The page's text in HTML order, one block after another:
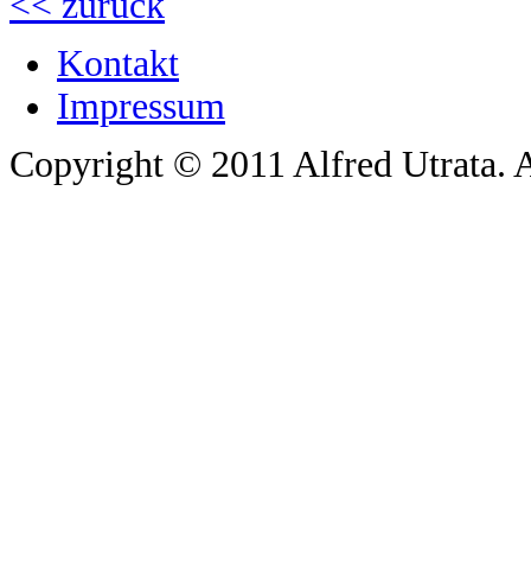
Kontakt
Impressum
Copyright © 2011 Alfred Utrata.